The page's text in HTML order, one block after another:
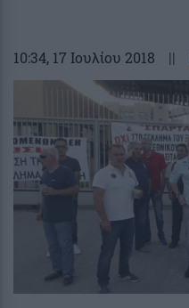
10:34, 17 Ιουλίου 2018 ||